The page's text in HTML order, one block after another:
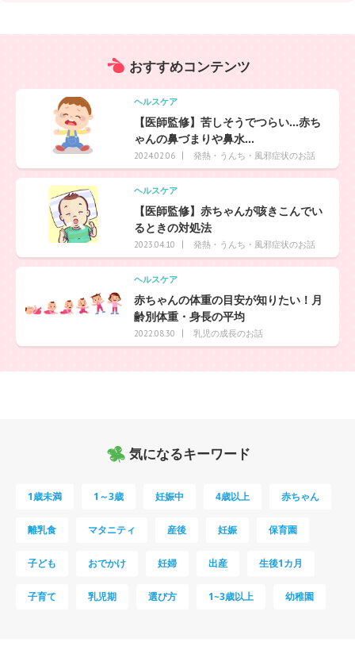
おすすめコンテンツ
ヘルスケア
【医師監修】苦しそうでつらい…赤ち
ゃんの鼻づまりや鼻水...
2024.02.06 発熱・うんち・風邪症状のお話
ヘルスケア
【医師監修】赤ちゃんが咳きこんでい
るときの対処法
2023.04.10 発熱・うんち・風邪症状のお話
ヘルスケア
赤ちゃんの体重の目安が知りたい！月
齢別体重・身長の平均
2022.08.30 乳児の成長のお話
気になるキーワード
1歳未満 1～3歳 妊娠中 4歳以上 赤ちゃん
離乳食 マタニティ 産後 妊娠 保育園
子ども おでかけ 妊婦 出産 生後1カ月
子育て 乳児期 選び方 1~3歳以上 幼稚園